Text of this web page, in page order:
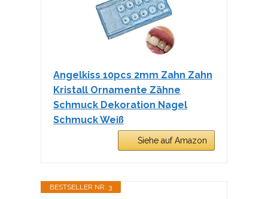
Angelkiss 10pcs 2mm Zahn Zahn
Kristall Ornamente Zähne
Schmuck Dekoration Nagel
Schmuck Weiß
Siehe auf Amazon
BESTSELLER NR. 3